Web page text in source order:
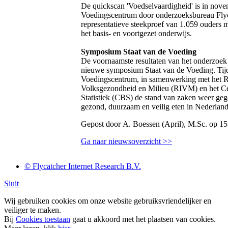
De quickscan 'Voedselvaardigheid' is in
Voedingscentrum door onderzoeksbureau
representatieve steekproef van 1.059 ouders
het basis- en voortgezet onderwijs.
Symposium Staat van de Voeding
De voornaamste resultaten van het
nieuwe symposium Staat van de Voeding.
Voedingscentrum, in samenwerking met het
Volksgezondheid en Milieu (RIVM) en het
Statistiek (CBS) de stand van zaken weer
gezond, duurzaam en veilig eten in
Gepost door A. Boessen (April), M.Sc. op
Ga naar nieuwsoverzicht >>
© Flycatcher Internet Research B.V.
Sluit
Wij gebruiken cookies om onze website gebruiksvriendelijker en
veiliger te maken.
Bij Cookies toestaan gaat u akkoord met het plaatsen van cookies.